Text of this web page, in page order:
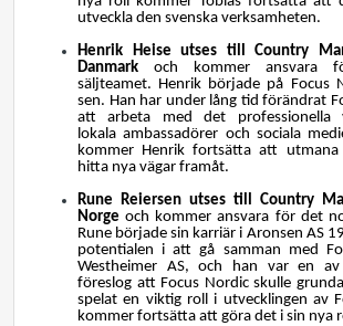
utveckla den svenska verksamheten.
Henrik Heise utses till Country
Danmark och kommer ansvara
säljteamet. Henrik började på Focus
sen. Han har under lång tid förändrat
att arbeta med det professionella
lokala ambassadörer och sociala
kommer Henrik fortsätta att
hitta nya vägar framåt.
Rune Reiersen utses till Country
Norge och kommer ansvara för det
Rune började sin karriär i Aronsen AS
potentialen i att gå samman med
Westheimer AS, och han var en
föreslog att Focus Nordic skulle
spelat en viktig roll i utvecklingen av
kommer fortsätta att göra det i sin nya